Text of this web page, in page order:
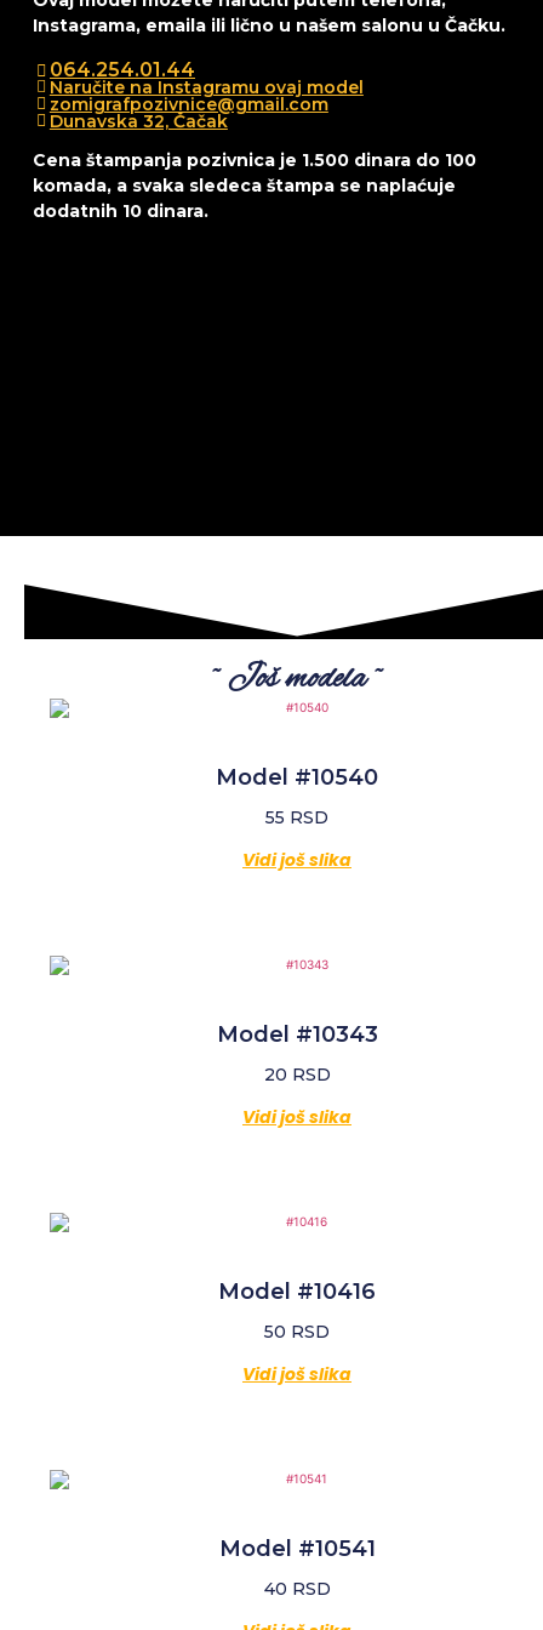
Instagrama, emaila ili lično u našem salonu u Čačku.
064.254.01.44
Naručite na Instagramu ovaj model
zomigrafpozivnice@gmail.com
Dunavska 32, Čačak
Cena štampanja pozivnica je 1.500 dinara do 100
komada, a svaka sledeca štampa se naplaćuje
dodatnih 10 dinara.
~ Još modela ~
Model #10540
55 RSD
Vidi još slika
Model #10343
20 RSD
Vidi još slika
Model #10416
50 RSD
Vidi još slika
Model #10541
40 RSD